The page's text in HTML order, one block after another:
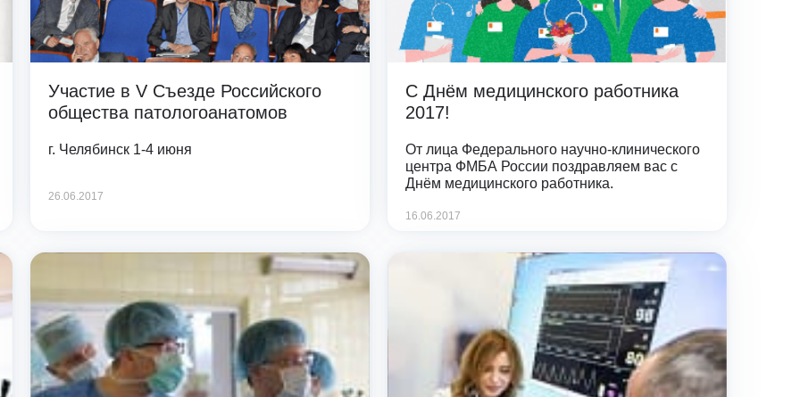
(ЛОР)
головы и шеи
хирургия
медицина
Ц
Центр восстановления и
превентивной медицины
Центр снижения веса
Э
Эстетическая гинекология
Клиника Check-up
Центр профессиональной
патологии
Участие в V Съезде Российского
общества патологоанатомов
г. Челябинск 1-4 июня
26.06.2017
С Днём медицинского работника
2017!
От лица Федерального научно-клинического
центра ФМБА России поздравляем вас с
Днём медицинского работника.
16.06.2017